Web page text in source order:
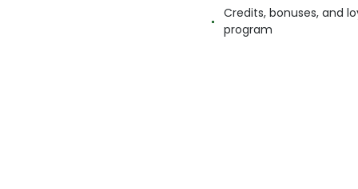
Credits, bonuses, and
program